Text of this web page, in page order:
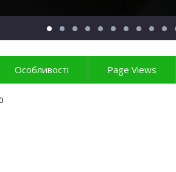
Особливості Page Views